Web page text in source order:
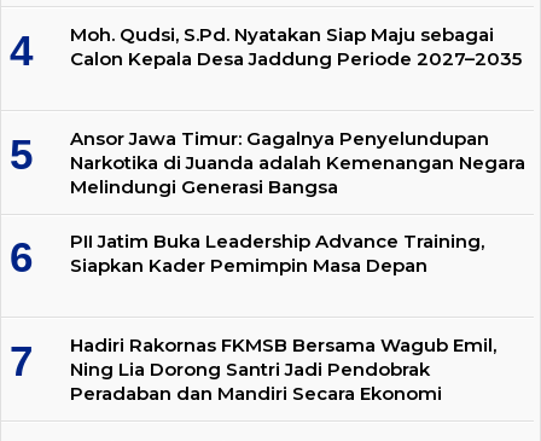
Moh. Qudsi, S.Pd. Nyatakan Siap Maju sebagai
Calon Kepala Desa Jaddung Periode 2027–2035
Ansor Jawa Timur: Gagalnya Penyelundupan
Narkotika di Juanda adalah Kemenangan Negara
Melindungi Generasi Bangsa
PII Jatim Buka Leadership Advance Training,
Siapkan Kader Pemimpin Masa Depan
Hadiri Rakornas FKMSB Bersama Wagub Emil,
Ning Lia Dorong Santri Jadi Pendobrak
Peradaban dan Mandiri Secara Ekonomi